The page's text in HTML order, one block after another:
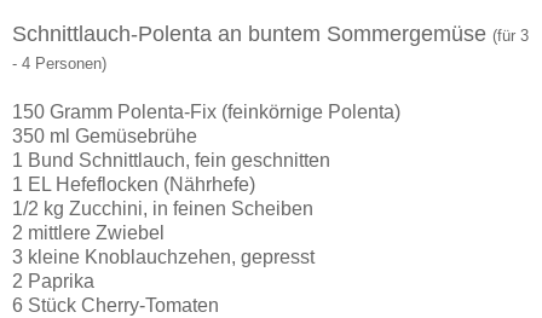
Schnittlauch-Polenta an buntem Sommergemüse (für 3
- 4 Personen)
150 Gramm Polenta-Fix (feinkörnige Polenta)
350 ml Gemüsebrühe
1 Bund Schnittlauch, fein geschnitten
1 EL Hefeflocken (Nährhefe)
1/2 kg Zucchini, in feinen Scheiben
2 mittlere Zwiebel
3 kleine Knoblauchzehen, gepresst
2 Paprika
6 Stück Cherry-Tomaten